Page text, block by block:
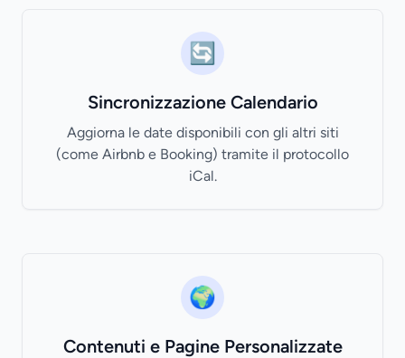
🔄
Sincronizzazione Calendario
Aggiorna le date disponibili con gli altri siti
(come Airbnb e Booking) tramite il protocollo
iCal.
🌍
Contenuti e Pagine Personalizzate